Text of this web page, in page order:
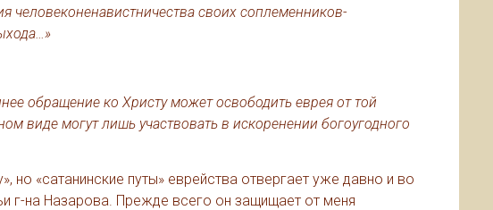
человеконенавистничества своих соплеменников-
обращение ко Христу может освободить еврея от той
виде могут лишь участвовать в искоренении богоугодного
«сатанинские путы» еврейства отвергает уже давно и во
г-на Назарова. Прежде всего он защищает от меня